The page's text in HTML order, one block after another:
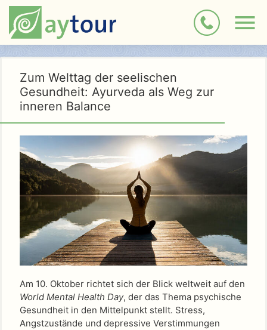
Zum Welttag der seelischen
Gesundheit: Ayurveda als Weg zur
inneren Balance
Am 10. Oktober richtet sich der Blick weltweit auf den
World Mental Health Day, der das Thema psychische
Gesundheit in den Mittelpunkt stellt. Stress,
Angstzustände und depressive Verstimmungen